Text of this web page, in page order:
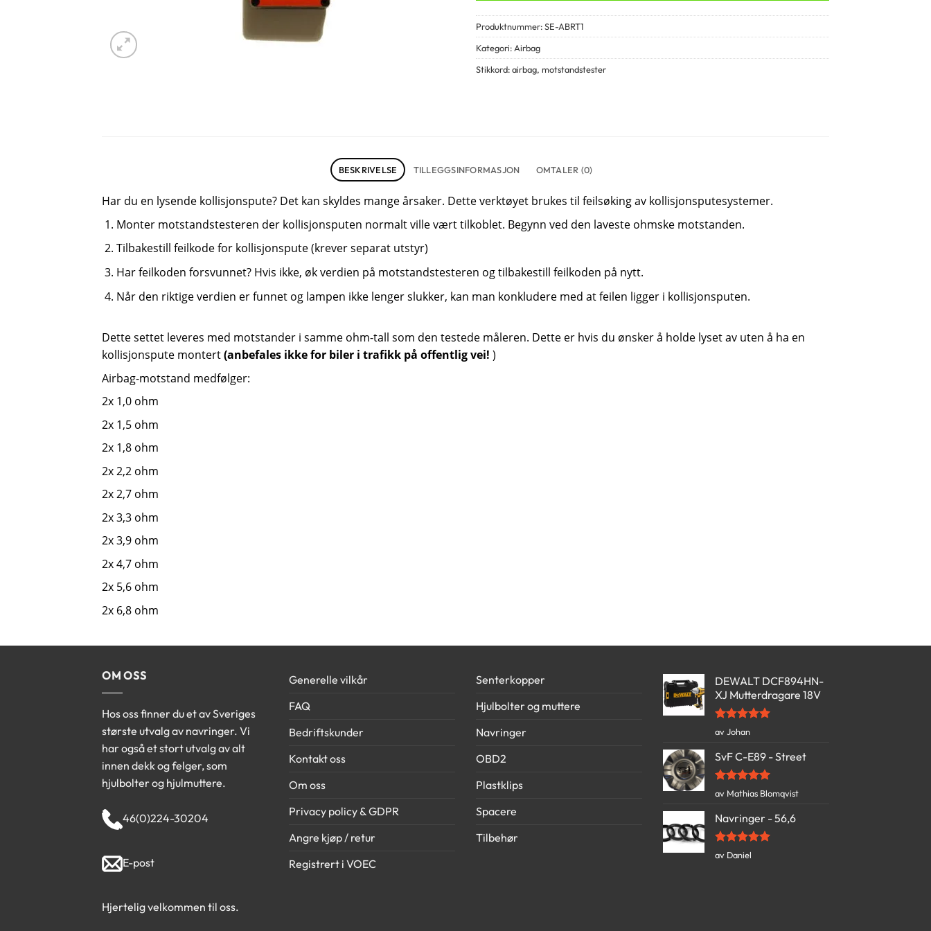
Produktnummer:SE-ABRT1
Kategori: Airbag
Stikkord:airbag, motstandstester
BESKRIVELSE TILLEGGSINFORMASJON OMTALER (0)
Har du en lysende kollisjonspute? Det kan skyldes mange årsaker. Dette verktøyet brukes til feilsøking av kollisjonsputesystemer.
Monter motstandstesteren der kollisjonsputen normalt ville vært tilkoblet. Begynn ved den laveste ohmske motstanden.
Tilbakestill feilkode for kollisjonspute (krever separat utstyr)
Har feilkoden forsvunnet? Hvis ikke, øk verdien på motstandstesteren og tilbakestill feilkoden på nytt.
Når den riktige verdien er funnet og lampen ikke lenger slukker, kan man konkludere med at feilen ligger i kollisjonsputen.
Dette settet leveres med motstander i samme ohm-tall som den testede måleren. Dette er hvis du ønsker å holde lyset av uten å ha en
kollisjonspute montert(anbefales ikke for biler i trafikk på offentlig vei! )
Airbag-motstand medfølger:
2x 1,0 ohm
2x 1,5 ohm
2x 1,8 ohm
2x 2,2 ohm
2x 2,7 ohm
2x 3,3 ohm
2x 3,9 ohm
2x 4,7 ohm
2x 5,6 ohm
2x 6,8 ohm
OM OSS
Hos oss finner du et av Sveriges
største utvalg av navringer. Vi
har også et stort utvalg av alt
innen dekk og felger, som
hjulbolter og hjulmuttere.
46(0)224-30204
E-post
Hjertelig velkommen til oss.
Generelle vilkår
FAQ
Bedriftskunder
Kontakt oss
Om oss
Privacy policy & GDPR
Angre kjøp / retur
Registrert i VOEC
Senterkopper
Hjulbolter og muttere
Navringer
OBD2
Plastklips
Spacere
Tilbehør
DEWALT DCF894HN-
XJ Mutterdragare 18V
Vurdert
av Johan
SvF C-E89 - Street
Vurdert5
av Mathias Blomqvist
Navringer - 56,6
Vurdert
av Daniel